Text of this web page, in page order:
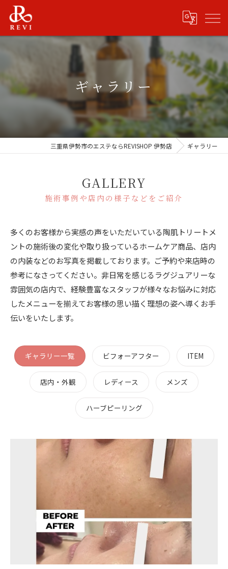
ギャラリー
三重県伊勢市のエステならREVISHOP 伊勢店 ギャラリー
GALLERY
施術事例や店内の様子などをご紹介
多くのお客様から実感の声をいただいている陶肌トリートメ
ントの施術後の変化や取り扱っているホームケア商品、店内
の内装などのお写真を掲載しております。ご予約や来店時の
参考になさってください。非日常を感じるラグジュアリーな
雰囲気の店内で、経験豊富なスタッフが様々なお悩みに対応
したメニューを揃えてお客様の思い描く理想の姿へ導くお手
伝いをいたします。
ギャラリー一覧 ビフォーアフター ITEM
店内・外観 レディース メンズ
ハーブピーリング